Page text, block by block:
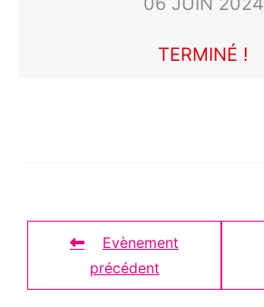
TERMINÉ !
Evènement
précédent